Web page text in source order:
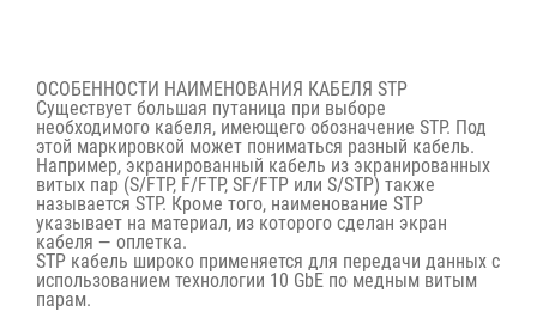
ОСОБЕННОСТИ НАИМЕНОВАНИЯ КАБЕЛЯ STP
Существует большая путаница при выборе
необходимого кабеля, имеющего обозначение STP. Под
этой маркировкой может пониматься разный кабель.
Например, экранированный кабель из экранированных
витых пар (S/FTP, F/FTP, SF/FTP или S/STP) также
называется STP. Кроме того, наименование STP
указывает на материал, из которого сделан экран
кабеля — оплетка.
STP кабель широко применяется для передачи данных с
использованием технологии 10 GbE по медным витым
парам.